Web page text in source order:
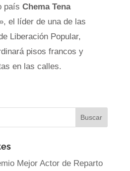
país Chema Tena
el líder de una de las
Liberación Popular,
pisos francos y
en las calles.
Mejor Actor de Reparto